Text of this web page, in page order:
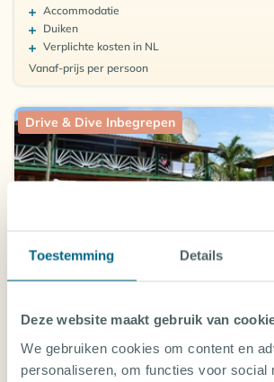
Toestemming Details
Deze website maakt gebruik van
We gebruiken cookies om content en
personaliseren, om functies voor social
Accommodatie
Duiken
Verplichte kosten in NL
Vanaf-prijs per persoon
Drive & Dive Inbegrepen
RANCHO EL SOBRINO
Curaçao, Duikresorts op Curaçao
5.2vanaf 6 (4 beoordelingen)